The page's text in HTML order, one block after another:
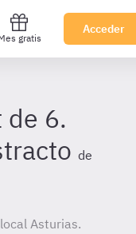
gratis
Acceder
6.
de
Asturias.